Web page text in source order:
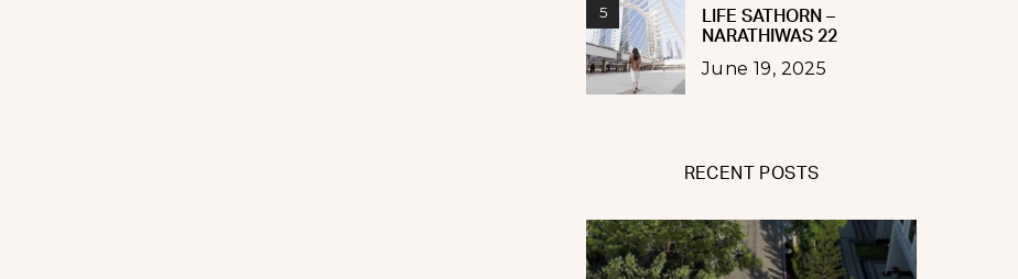
5
LIFE SATHORN –
NARATHIWAS 22
June 19, 2025
RECENT POSTS